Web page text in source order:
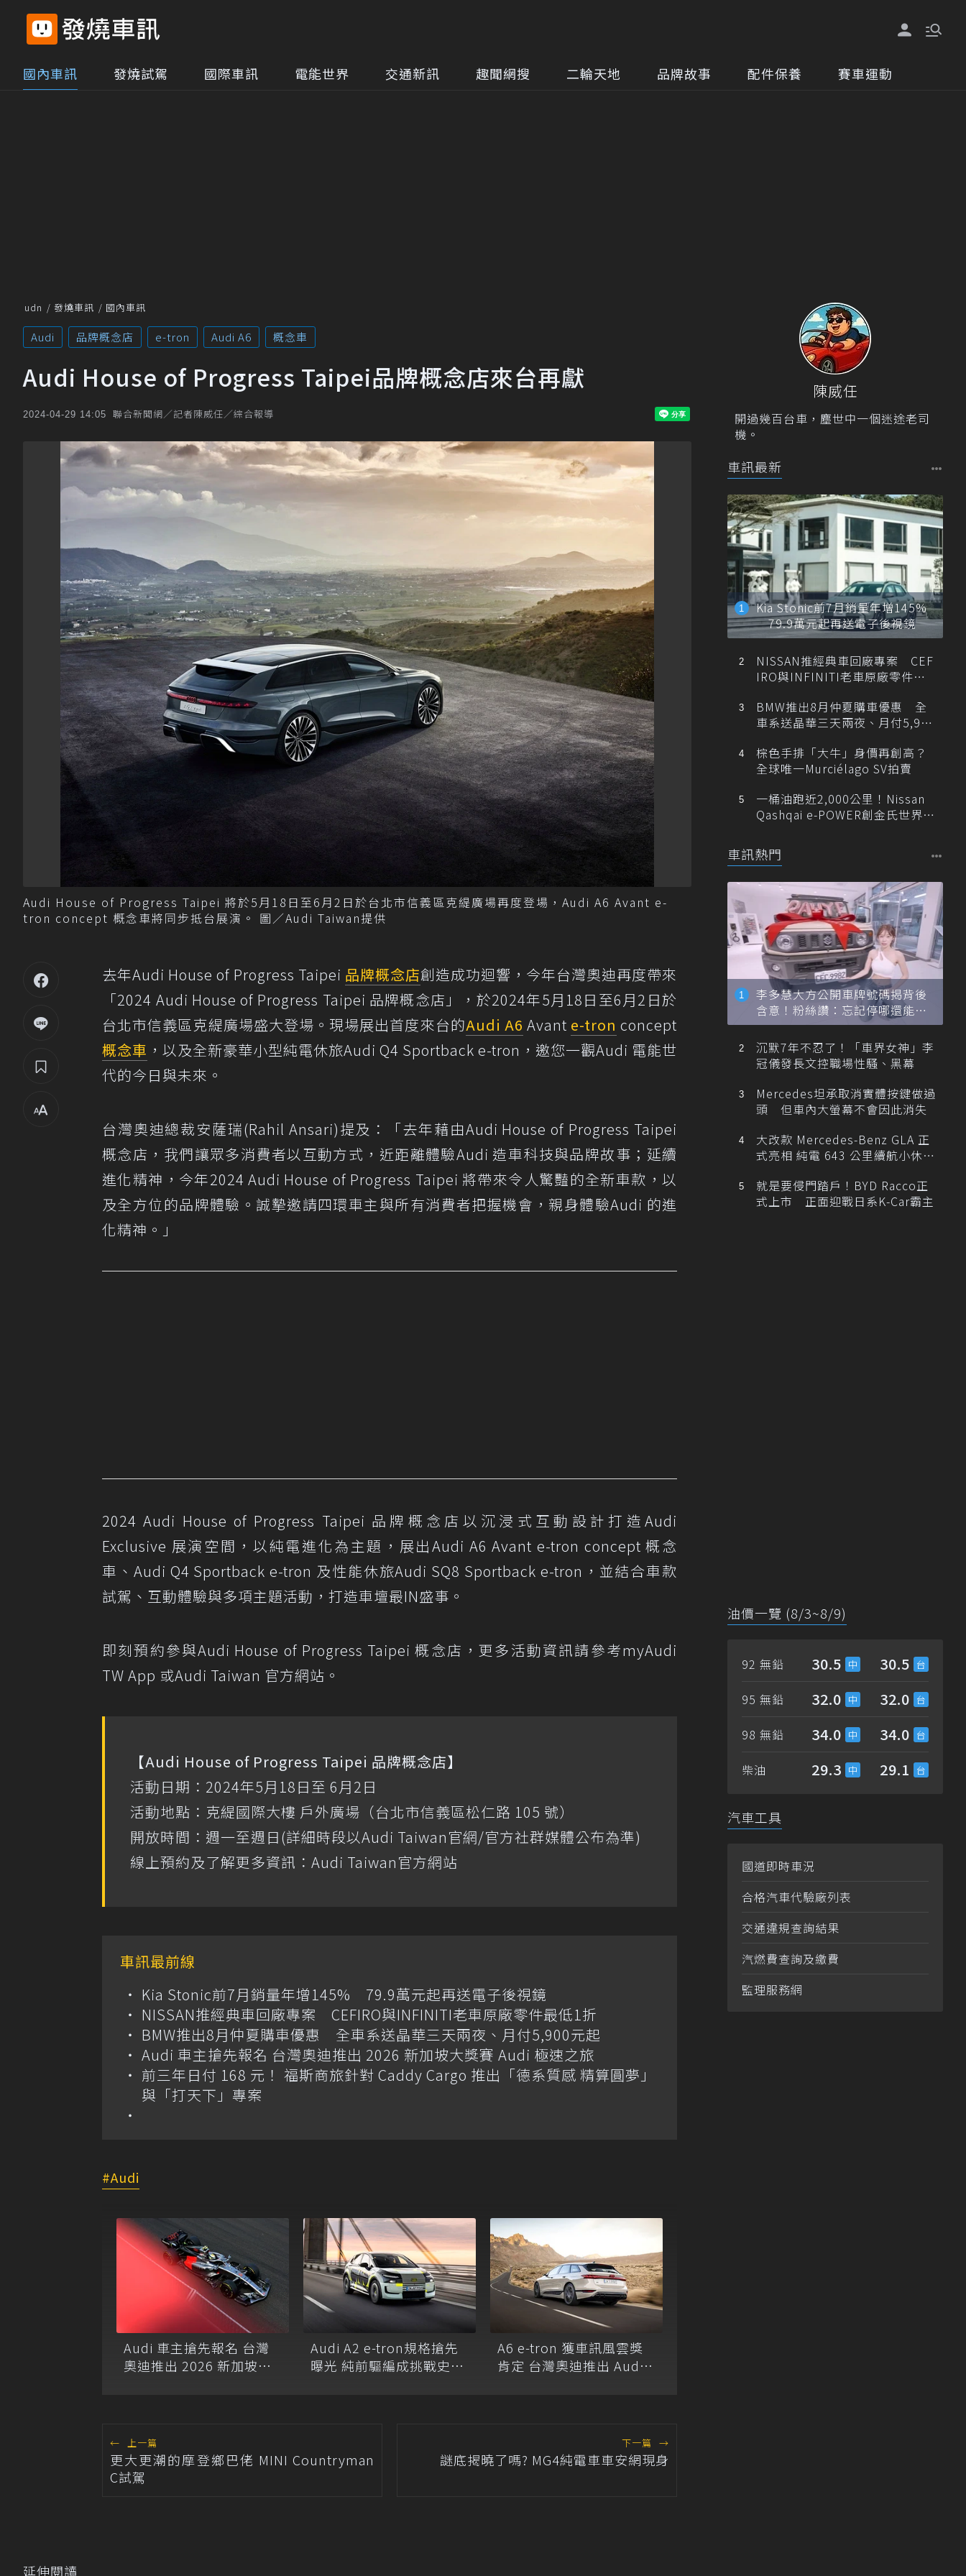
國內車訊 發燒試駕 國際車訊 電能世界 交通新訊 趣聞網搜 二輪天地 品牌故事 配件保養 賽車運動
udn 發燒車訊 國內車訊
Audi 品牌概念店 e-tron Audi A6 概念車
Audi House of Progress Taipei品牌概念店來台再獻
2024-04-29 14:05 聯合新聞網／記者陳威任／綜合報導
Audi House of Progress Taipei 將於5月18日至6月2日於台北市信義區克緹廣場再度登場，Audi A6 Avant e-
tron concept 概念車將同步抵台展演。 圖／Audi Taiwan提供
去年Audi House of Progress Taipei 品牌概念店創造成功迴響，今年台灣奧迪再度帶來
「2024 Audi House of Progress Taipei 品牌概念店」，於2024年5月18日至6月2日於
台北市信義區克緹廣場盛大登場。現場展出首度來台的Audi A6 Avant e-tron concept
概念車 ，以及全新豪華小型純電休旅Audi Q4 Sportback e-tron，邀您一觀Audi 電能世
代的今日與未來。
台灣奧迪總裁安薩瑞(Rahil Ansari)提及：「去年藉由Audi House of Progress Taipei
概念店，我們讓眾多消費者以互動方式，近距離體驗Audi 造車科技與品牌故事；延續
進化精神，今年2024 Audi House of Progress Taipei 將帶來令人驚豔的全新車款，以
及全方位的品牌體驗。誠摯邀請四環車主與所有消費者把握機會，親身體驗Audi 的進
化精神。」
2024 Audi House of Progress Taipei 品牌概念店以沉浸式互動設計打造Audi
Exclusive 展演空間，以純電進化為主題，展出Audi A6 Avant e-tron concept 概念
車、Audi Q4 Sportback e-tron 及性能休旅Audi SQ8 Sportback e-tron，並結合車款
試駕、互動體驗與多項主題活動，打造車壇最IN盛事。
即刻預約參與Audi House of Progress Taipei 概念店，更多活動資訊請參考myAudi
TW App 或Audi Taiwan 官方網站。
【Audi House of Progress Taipei 品牌概念店】
活動日期：2024年5月18日至 6月2日
活動地點：克緹國際大樓 戶外廣場（台北市信義區松仁路 105 號）
開放時間：週一至週日(詳細時段以Audi Taiwan官網/官方社群媒體公布為準)
線上預約及了解更多資訊：Audi Taiwan官方網站
車訊最前線
Kia Stonic前7月銷量年增145% 79.9萬元起再送電子後視鏡
NISSAN推經典車回廠專案 CEFIRO與INFINITI老車原廠零件最低1折
BMW推出8月仲夏購車優惠 全車系送晶華三天兩夜、月付5,900元起
Audi 車主搶先報名 台灣奧迪推出 2026 新加坡大獎賽 Audi 極速之旅
前三年日付 168 元！ 福斯商旅針對 Caddy Cargo 推出「德系質感 精算圓夢」
與「打天下」專案
Audi
Audi 車主搶先報名 台灣
奧迪推出 2026 新加坡大
Audi A2 e-tron規格搶先
曝光 純前驅編成挑戰史上
A6 e-tron 獲車訊風雲獎
肯定 台灣奧迪推出 Audi
← 上一篇
更大更潮的摩登鄉巴佬 MINI Countryman
C試駕
下一篇 →
謎底揭曉了嗎? MG4純電車車安網現身
延伸閱讀
陳威任
開過幾百台車，塵世中一個迷途老司
機。
車訊最新
Kia Stonic前7月銷量年增145%
79.9萬元起再送電子後視鏡
NISSAN推經典車回廠專案 CEF
IRO與INFINITI老車原廠零件最
BMW推出8月仲夏購車優惠 全
車系送晶華三天兩夜、月付5,900
棕色手排「大牛」身價再創高？
全球唯一Murciélago SV拍賣
一桶油跑近2,000公里！Nissan
Qashqai e-POWER創金氏世界紀
車訊熱門
李多慧大方公開車牌號碼揭背後
含意！粉絲讚：忘記停哪還能幫
忙找車
沉默7年不忍了！「車界女神」李
冠儀發長文控職場性騷、黑幕
Mercedes坦承取消實體按鍵做過
頭 但車內大螢幕不會因此消失
大改款 Mercedes-Benz GLA 正
式亮相 純電 643 公里續航小休
就是要侵門踏戶！BYD Racco正
式上市 正面迎戰日系K-Car霸主
油價一覽 (8/3~8/9)
92 無鉛 30.5 30.5
95 無鉛 32.0 32.0
98 無鉛 34.0 34.0
柴油 29.3 29.1
汽車工具
國道即時車況
合格汽車代驗廠列表
交通違規查詢結果
汽燃費查詢及繳費
監理服務網